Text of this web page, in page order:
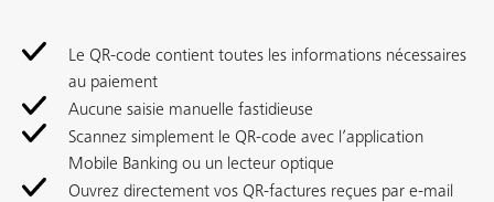
Le QR-code contient toutes les informations nécessaires
au paiement
Aucune saisie manuelle fastidieuse
Scannez simplement le QR-code avec l’application
Mobile Banking ou un lecteur optique
Ouvrez directement vos QR-factures reçues par e-mail